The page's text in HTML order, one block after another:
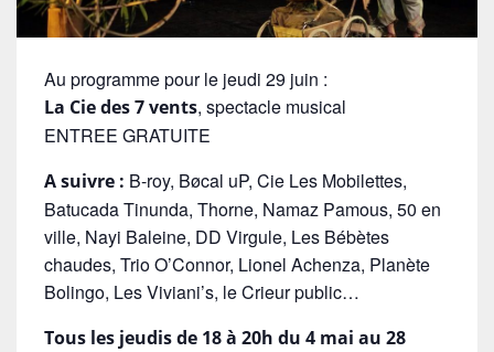
Au programme pour le jeudi 29 juin :
La Cie des 7 vents, spectacle musical
ENTREE GRATUITE
A suivre : B-roy, Bøcal uP, Cie Les Mobilettes,
Batucada Tinunda, Thorne, Namaz Pamous, 50 en
ville, Nayi Baleine, DD Virgule, Les Bébètes
chaudes, Trio O’Connor, Lionel Achenza, Planète
Bolingo, Les Viviani’s, le Crieur public…
Tous les jeudis de 18 à 20h du 4 mai au 28